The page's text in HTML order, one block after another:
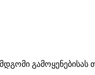
გამოყენებისას